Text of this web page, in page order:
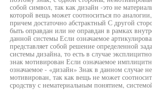
собой символ, так как дизайн -это не
которой вещь может соотноситься по
причем достаточно абстрактный С другой
быть оправдан или не оправдан в рамках
данной системы Если означаемое
представляет собой решение определенной
системы дизайна, то есть в случае
знак мотивирован Если означаемое
означаемое - «дизайн» Знак в данном случае
мотивирован, так как вещь не может
сродству с нематериальным понятием,